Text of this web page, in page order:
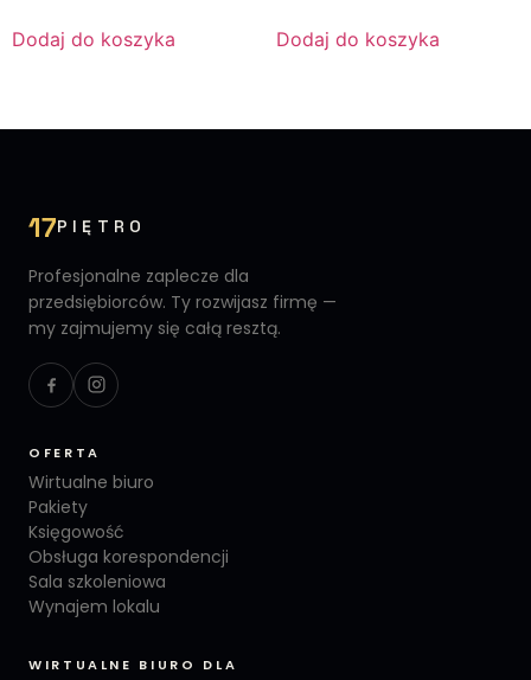
Dodaj do koszyka Dodaj do koszyka
17PIĘTRO
Profesjonalne zaplecze dla
przedsiębiorców. Ty rozwijasz firmę —
my zajmujemy się całą resztą.
OFERTA
Wirtualne biuro
Pakiety
Księgowość
Obsługa korespondencji
Sala szkoleniowa
Wynajem lokalu
WIRTUALNE BIURO DLA